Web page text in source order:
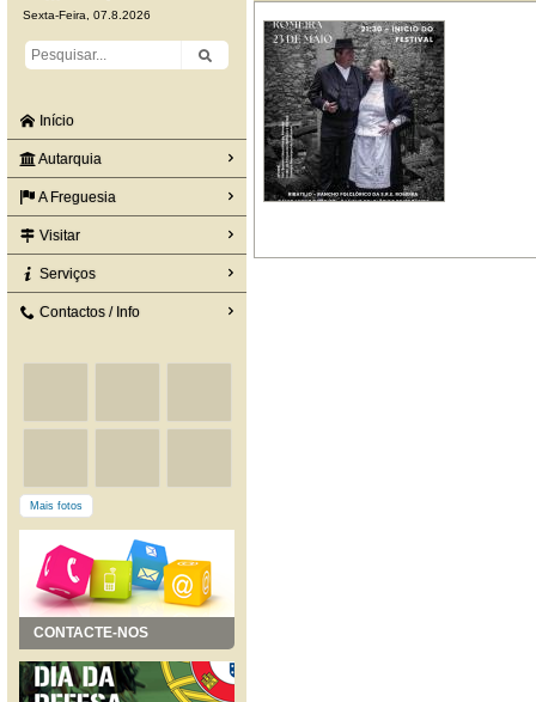
Sexta-Feira, 07.8.2026
Início
Autarquia
A Freguesia
Visitar
Serviços
Contactos / Info
Mais fotos
CONTACTE-NOS